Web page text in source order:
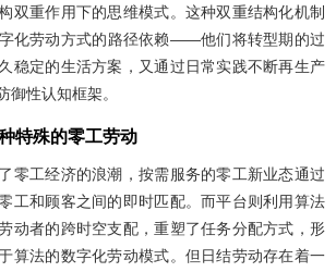
双重作用下的思维模式。这种双重结构化机制
化劳动方式的路径依赖——他们将转型期的过
稳定的生活方案，又通过日常实践不断再生产
御性认知框架。
特殊的零工劳动
零工经济的浪潮，按需服务的零工新业态通过
工和顾客之间的即时匹配。而平台则利用算法
动者的跨时空支配，重塑了任务分配方式，形
算法的数字化劳动模式。但日结劳动存在着一